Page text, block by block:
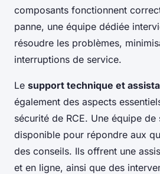
composants fonctionnent
panne, une équipe dédiée
résoudre les problèmes,
interruptions de service.
Le support technique et
également des aspects
sécurité de RCE. Une équipe
disponible pour répondre aux
des conseils. Ils offrent une
et en ligne, ainsi que des